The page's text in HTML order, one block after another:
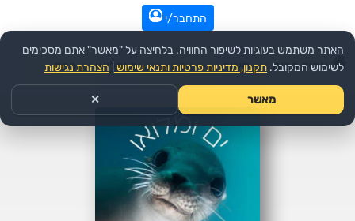
התחבר/י
עמוד הבית >> חינוך >> הפודקאסט: ים ומלואו >> פרק
האתר משתמש בעוגיות לשיפור החוויה. בלחיצה על "מאשר" אתם מסכימים
לשימוש המקובל. תקנון, מדיניות פרטיות ותנאי שימוש הצהרת נגישות
מאשר ✕